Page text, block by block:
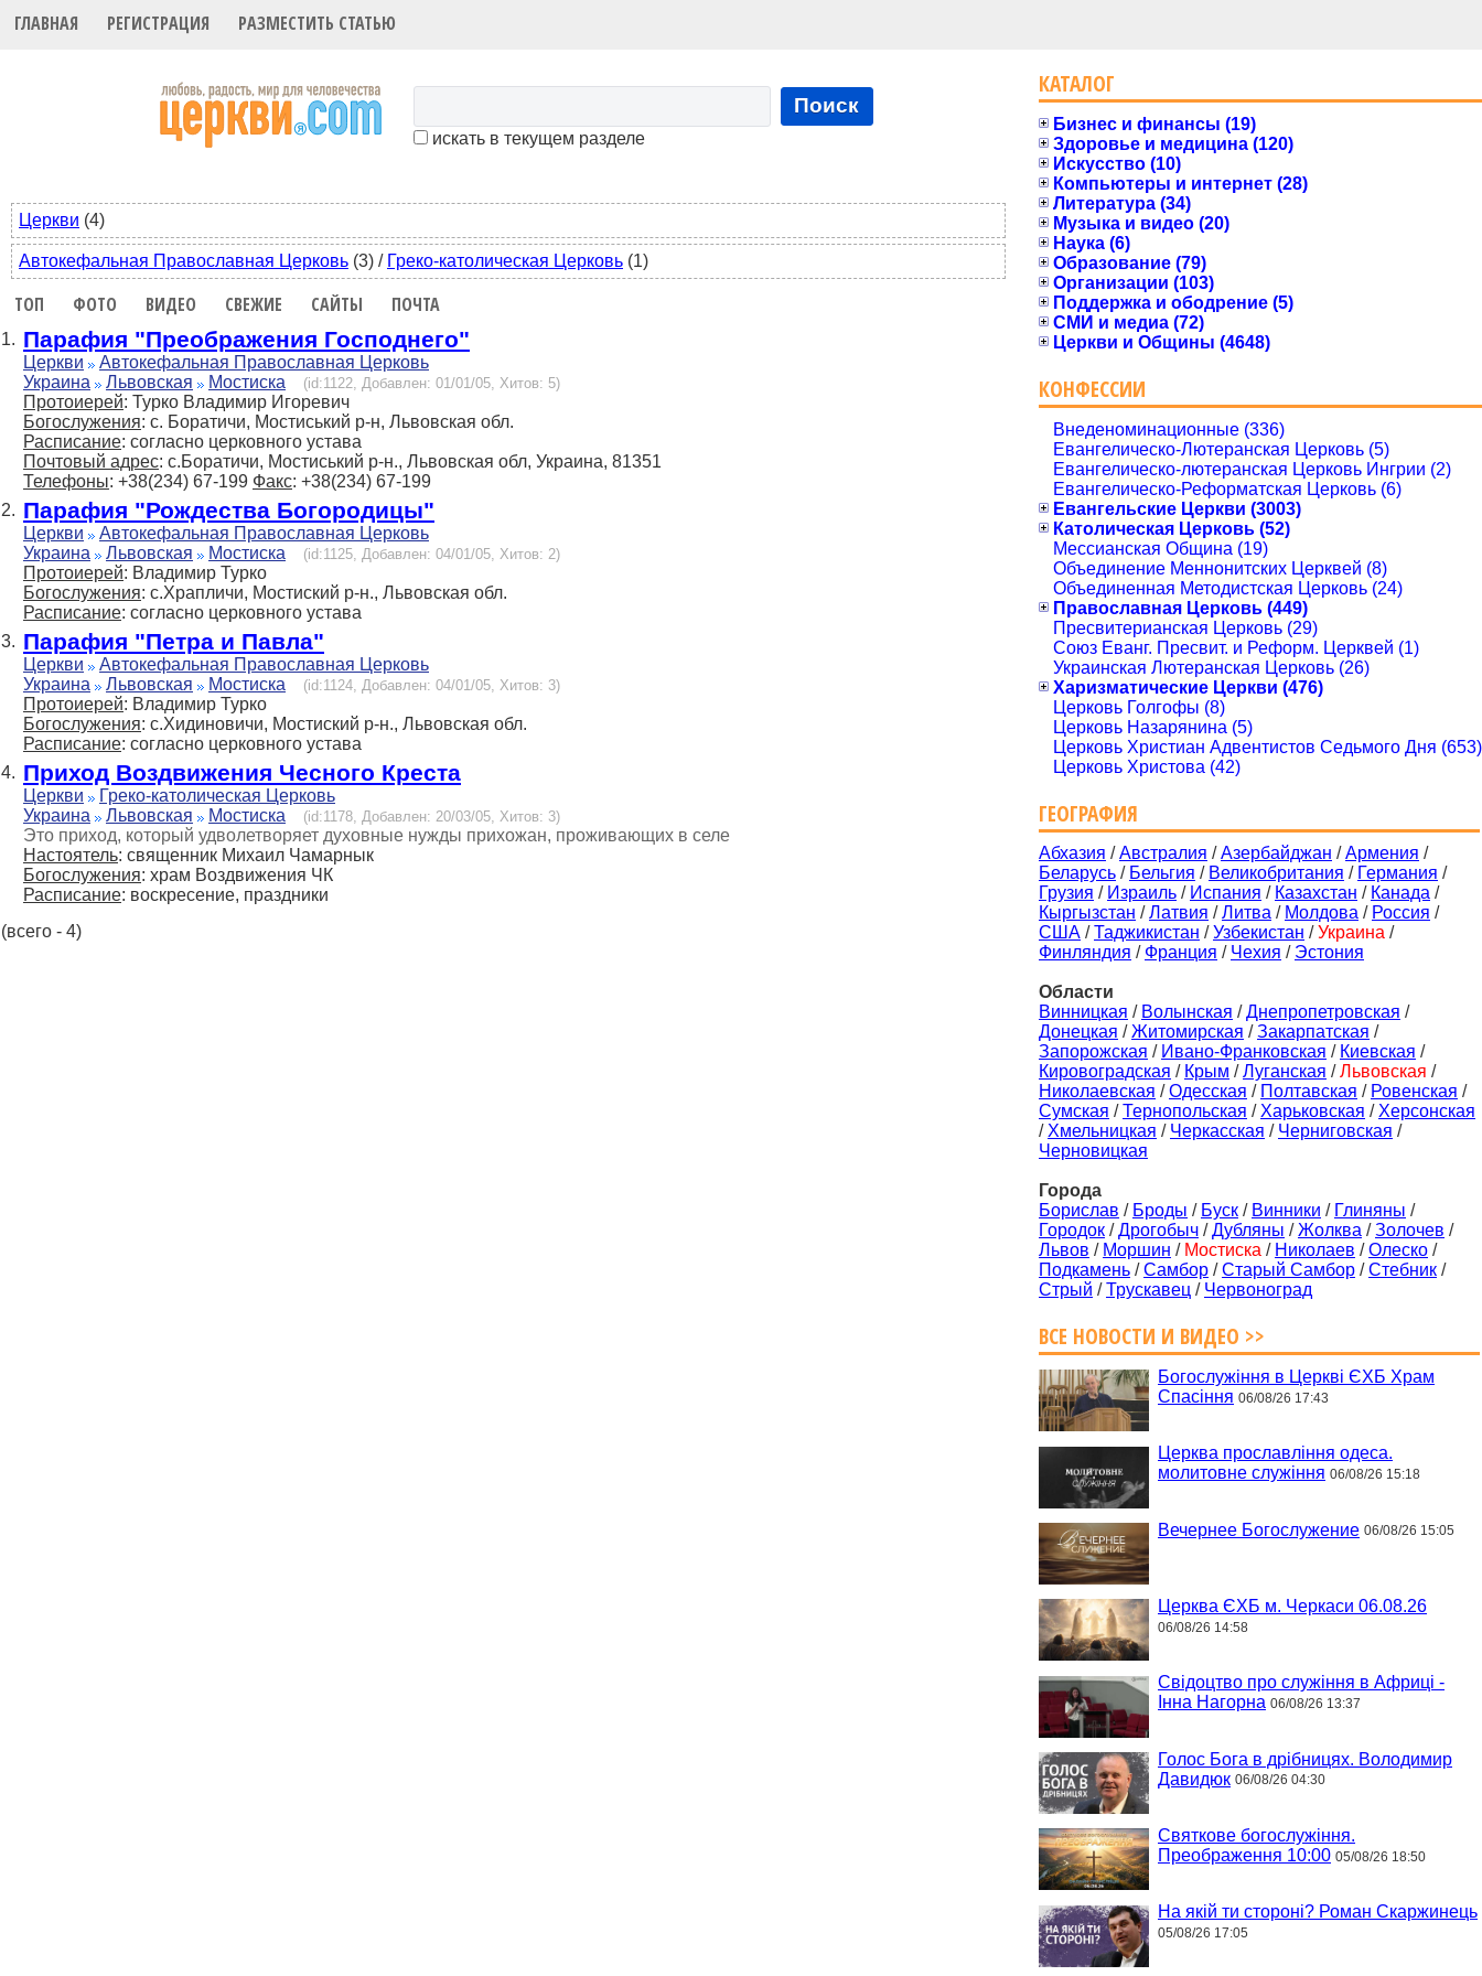
ГЛАВНАЯ РЕГИСТРАЦИЯ РАЗМЕСТИТЬ СТАТЬЮ
Поиск
искать в текущем разделе
Церкви (4)
Автокефальная Православная Церковь (3) / Греко-католическая Церковь (1)
ТОП ФОТО ВИДЕО СВЕЖИЕ САЙТЫ ПОЧТА
1. Парафия "Преображения Господнего"
Церкви
Автокефальная Православная Церковь
Украина
Львовская Мостиска (id:1122, Добавлен: 01/01/05, Хитов: 5)
Протоиерей: Турко Владимир Игоревич
Богослужения: с. Боратичи, Мостиський р-н, Львовская обл.
Расписание: согласно церковного устава
Почтовый адрес: с.Боратичи, Мостиський р-н., Львовская обл, Украина, 81351
Телефоны: +38(234) 67-199 Факс: +38(234) 67-199
2. Парафия "Рождества Богородицы"
Церкви
Автокефальная Православная Церковь
Украина
Львовская Мостиска (id:1125, Добавлен: 04/01/05, Хитов: 2)
Протоиерей: Владимир Турко
Богослужения: с.Храпличи, Мостиский р-н., Львовская обл.
Расписание: согласно церковного устава
3. Парафия "Петра и Павла"
Церкви
Автокефальная Православная Церковь
Украина
Львовская Мостиска (id:1124, Добавлен: 04/01/05, Хитов: 3)
Протоиерей: Владимир Турко
Богослужения: с.Хидиновичи, Мостиский р-н., Львовская обл.
Расписание: согласно церковного устава
4. Приход Воздвижения Чесного Креста
Церкви
Греко-католическая Церковь
Украина
Львовская Мостиска (id:1178, Добавлен: 20/03/05, Хитов: 3)
Это приход, который удволетворяет духовные нужды прихожан, проживающих в селе
Настоятель: священник Михаил Чамарнык
Богослужения: храм Воздвижения ЧК
Расписание: воскресение, праздники
(всего - 4)
КАТАЛОГ
Бизнес и финансы (19)
Здоровье и медицина (120)
Искусство (10)
Компьютеры и интернет (28)
Литература (34)
Музыка и видео (20)
Наука (6)
Образование (79)
Организации (103)
Поддержка и ободрение (5)
СМИ и медиа (72)
Церкви и Общины (4648)
КОНФЕССИИ
Внеденоминационные (336)
Евангелическо-Лютеранская Церковь (5)
Евангелическо-лютеранская Церковь Ингрии (2)
Евангелическо-Реформатская Церковь (6)
Евангельские Церкви (3003)
Католическая Церковь (52)
Мессианская Община (19)
Объединение Меннонитских Церквей (8)
Объединенная Методистская Церковь (24)
Православная Церковь (449)
Пресвитерианская Церковь (29)
Союз Еванг. Пресвит. и Реформ. Церквей (1)
Украинская Лютеранская Церковь (26)
Харизматические Церкви (476)
Церковь Голгофы (8)
Церковь Назарянина (5)
Церковь Христиан Адвентистов Седьмого Дня (653)
Церковь Христова (42)
ГЕОГРАФИЯ
Абхазия /Австралия /Азербайджан /Армения /
Беларусь / Бельгия / Великобритания / Германия /
Грузия / Израиль / Испания / Казахстан / Канада /
Кыргызстан /Латвия /Литва / Молдова / Россия /
США /Таджикистан /Узбекистан /Украина /
Финляндия / Франция / Чехия / Эстония
Области
Винницкая / Волынская /Днепропетровская /
Донецкая /Житомирская /Закарпатская /
Запорожская / Ивано-Франковская / Киевская /
Кировоградская / Крым /Луганская /Львовская /
Николаевская /Одесская / Полтавская / Ровенская /
Сумская /Тернопольская / Харьковская / Херсонская
/ Хмельницкая / Черкасская / Черниговская /
Черновицкая
Города
Борислав / Броды / Буск / Винники / Глиняны /
Городок /Дрогобыч /Дубляны /Жолква /Золочев /
Львов / Моршин / Мостиска / Николаев /Олеско /
Подкамень /Самбор /Старый Самбор /Стебник /
Стрый /Трускавец / Червоноград
ВСЕ НОВОСТИ И ВИДЕО >>
Богослужіння в Церкві ЄХБ Храм
Спасіння 06/08/26 17:43
Церква прославління одеса.
молитовне служіння 06/08/26 15:18
Вечернее Богослужение 06/08/26 15:05
Церква ЄХБ м. Черкаси 06.08.26
06/08/26 14:58
Свідоцтво про служіння в Африці -
Інна Нагорна 06/08/26 13:37
Голос Бога в дрібницях. Володимир
Давидюк 06/08/26 04:30
Святкове богослужіння.
Преображення 10:00 05/08/26 18:50
На якій ти стороні? Роман Скаржинець
05/08/26 17:05